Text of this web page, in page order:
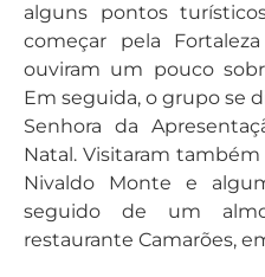
alguns pontos
começar pela
ouviram um pouco
Em seguida, o grupo se
Senhora da
Natal. Visitaram
Nivaldo Monte e
seguido de um
restaurante Camarões,